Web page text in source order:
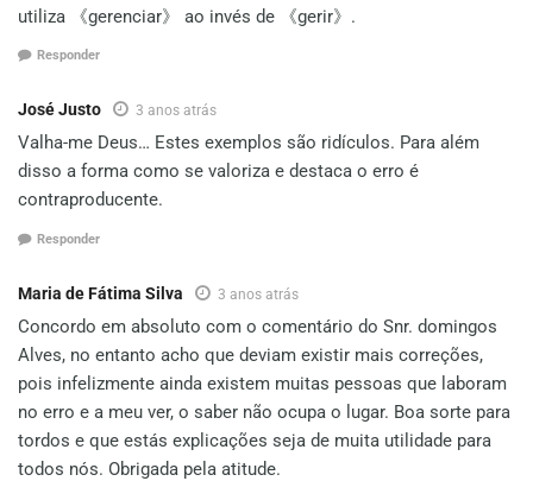
utiliza 《gerenciar》 ao invés de 《gerir》.
Responder
José Justo 3 anos atrás
Valha-me Deus… Estes exemplos são ridículos. Para além
disso a forma como se valoriza e destaca o erro é
contraproducente.
Responder
Maria de Fátima Silva 3 anos atrás
Concordo em absoluto com o comentário do Snr. domingos
Alves, no entanto acho que deviam existir mais correções,
pois infelizmente ainda existem muitas pessoas que laboram
no erro e a meu ver, o saber não ocupa o lugar. Boa sorte para
tordos e que estás explicações seja de muita utilidade para
todos nós. Obrigada pela atitude.